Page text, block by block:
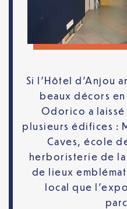
Si l’Hôtel d’Anjou
beaux décors
Odorico a
plusieurs édifices :
Caves, école
herboristerie de la
de lieux
local que